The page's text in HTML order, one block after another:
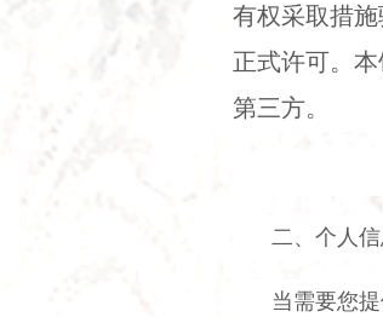
有权采取措
正式许可。
第三方。
二、个人
当需要您